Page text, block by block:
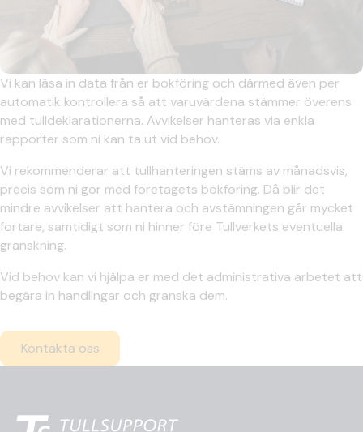
Vi kan läsa in data från er bokföring och därmed även per
automatik kontrollera så att varuvärdena stämmer överens
med tulldeklarationerna. Avvikelser hanteras via enkla
rapporter som ni kan ta ut vid behov.
Vi rekommenderar att tullhanteringen stäms av månadsvis,
precis som ni gör med företagets bokföring. Då blir det
mindre avvikelser att hantera och avstämningen går mycket
fortare, samtidigt som ni hinner före Tullverkets eventuella
granskning.
Vid behov kan vi hjälpa er med det administrativa arbetet att
begära in handlingar och granska dem.
Kontakta oss